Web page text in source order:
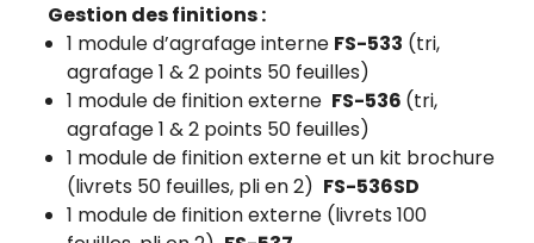
Gestion des finitions :
1 module d’agrafage interne FS-533 (tri,
agrafage 1 & 2 points 50 feuilles)
1 module de finition externe FS-536 (tri,
agrafage 1 & 2 points 50 feuilles)
1 module de finition externe et un kit brochure
(livrets 50 feuilles, pli en 2) FS-536SD
1 module de finition externe (livrets 100